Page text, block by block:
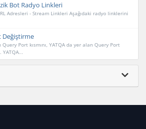
Bot Radyo Linkleri
Adresleri - Stream Linkleri Aşağıdaki radyo linklerini
Değiştirme
Port kısmını, YATQA da yer alan Query Port
YATQA...